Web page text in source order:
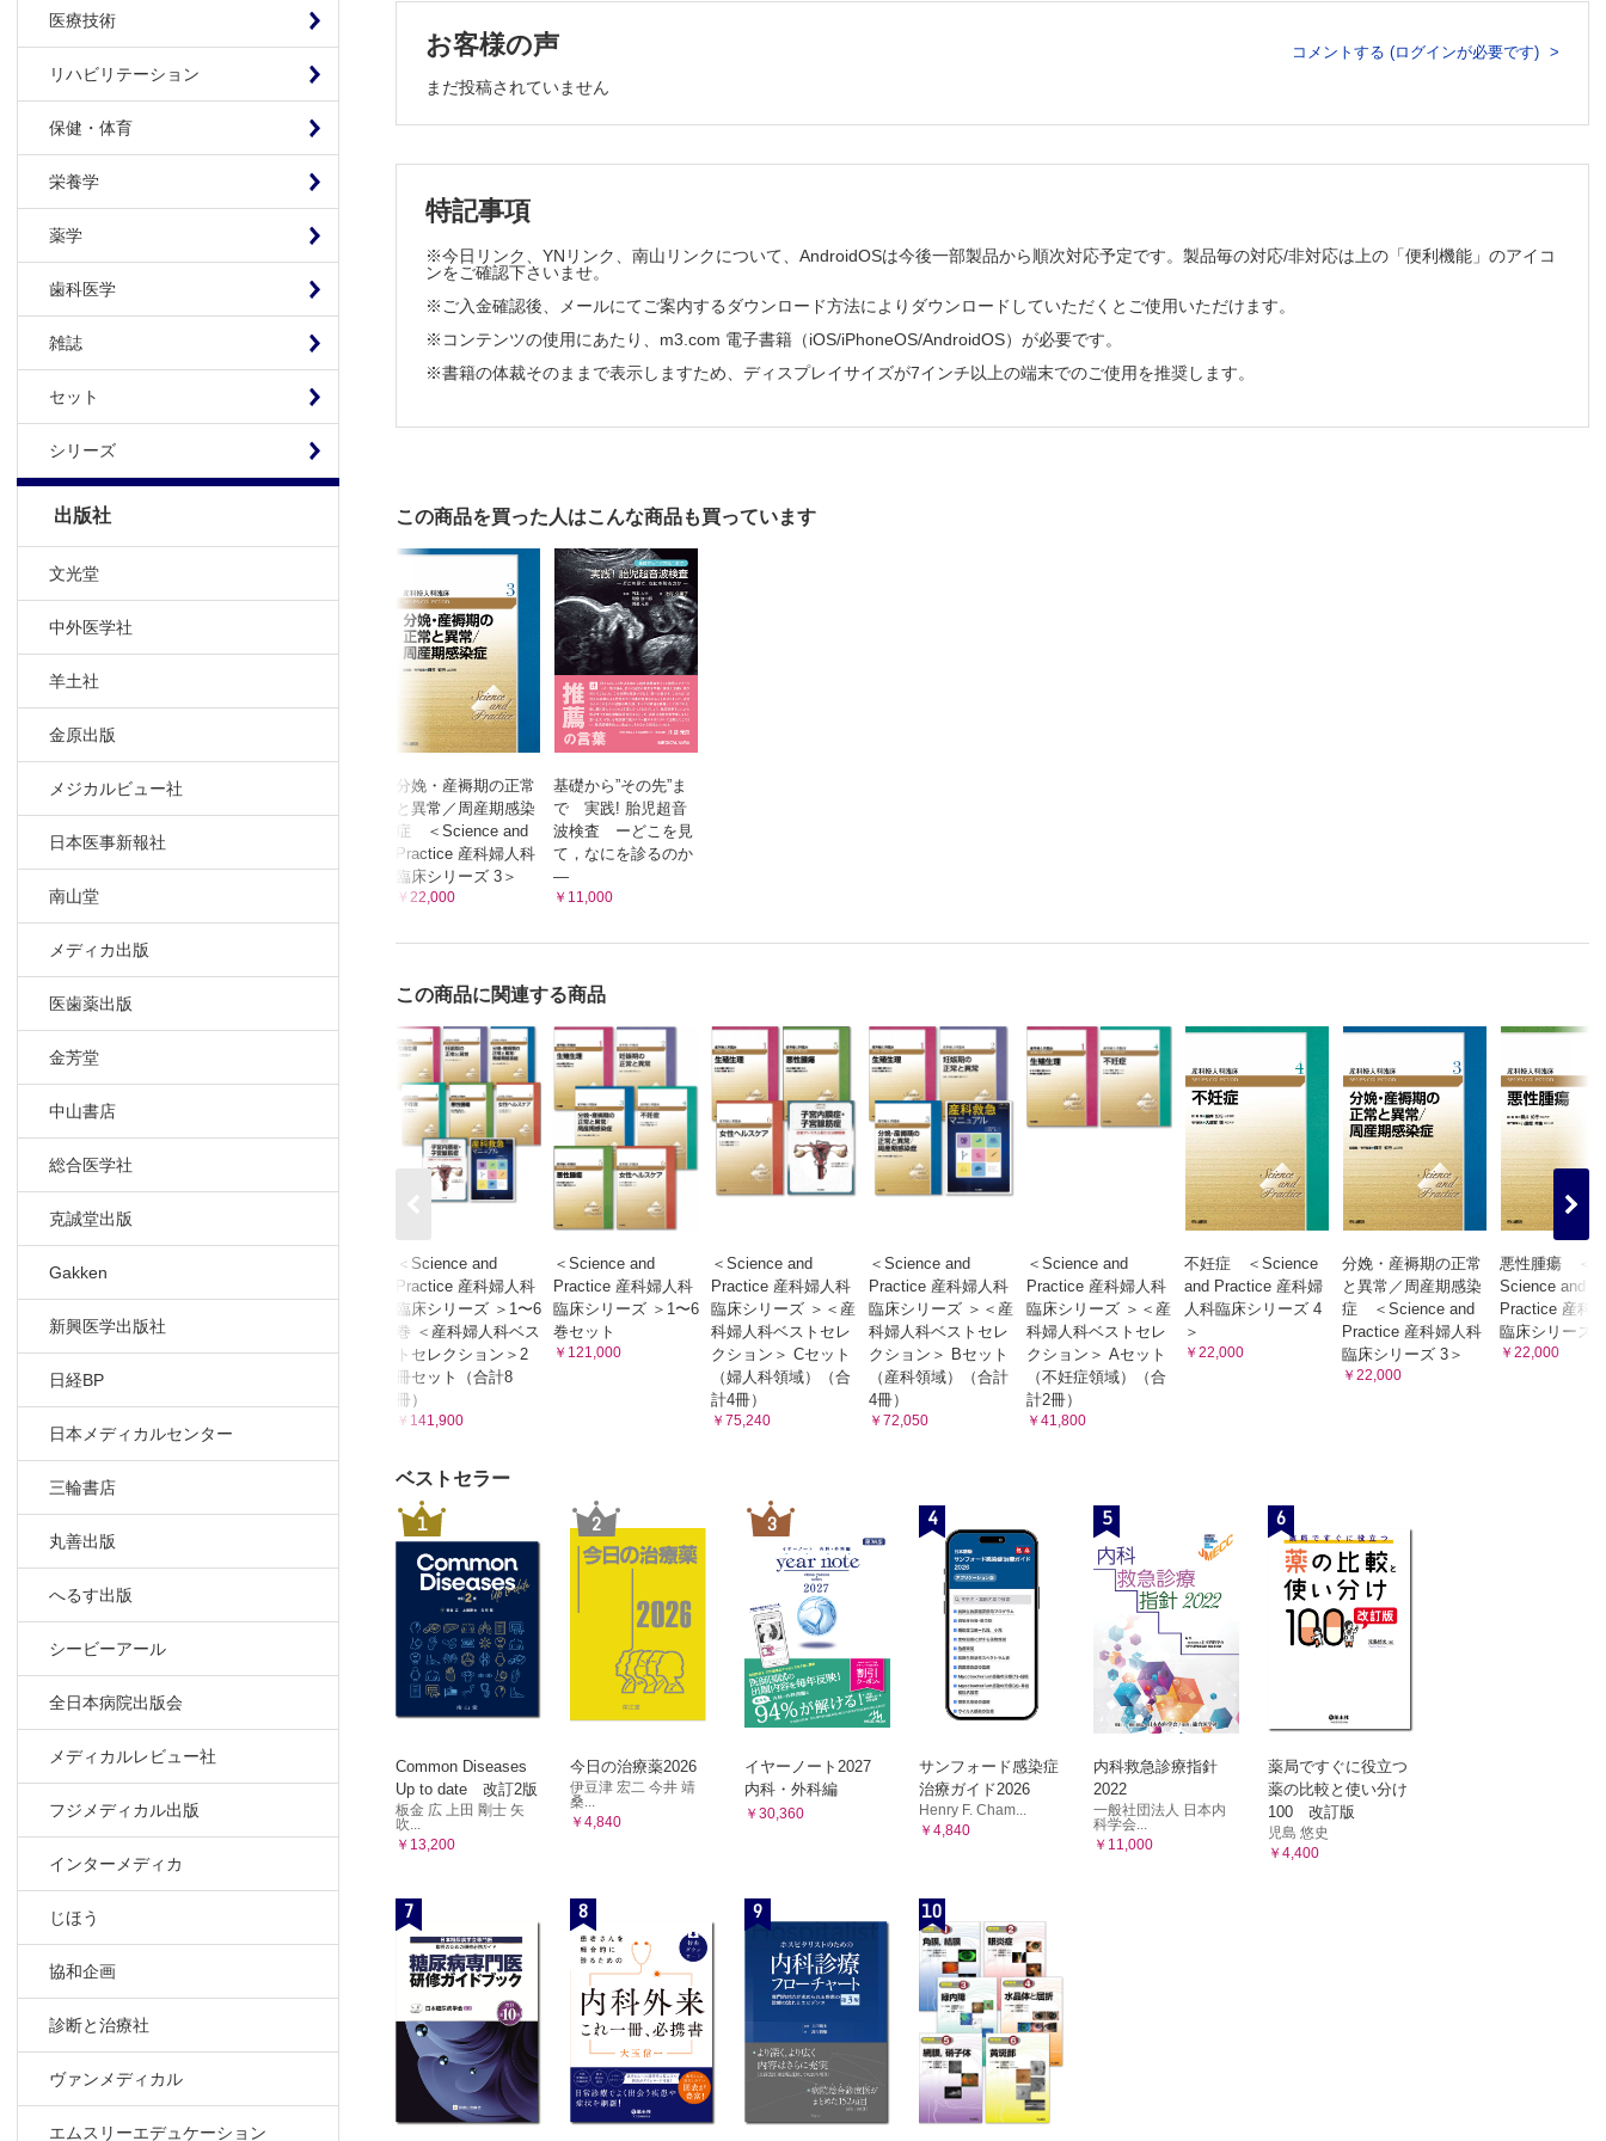
医療技術
リハビリテーション
保健・体育
栄養学
薬学
歯科医学
雑誌
セット
シリーズ
出版社
文光堂
中外医学社
羊土社
金原出版
メジカルビュー社
日本医事新報社
南山堂
メディカ出版
医歯薬出版
金芳堂
中山書店
総合医学社
克誠堂出版
Gakken
新興医学出版社
日経BP
日本メディカルセンター
三輪書店
丸善出版
へるす出版
シービーアール
全日本病院出版会
メディカルレビュー社
フジメディカル出版
インターメディカ
じほう
協和企画
診断と治療社
ヴァンメディカル
エムスリーエデュケーション
常位胎盤早期剥離
妊娠糖尿病
多胎
悪性腫瘍合併妊娠
胎児超音波診断の基礎
胎児・胎盤の機能評価
5章 胎児・胎児付属物の異常とその管理
胎児異常概論
先天性心疾患－胎児心エコーによる評価
6章 出生前診断と遺伝カウンセリング
出生前診断
遺伝カウンセリング
索引
お客様の声 コメントする (ログインが必要です)
まだ投稿されていません
特記事項
※今日リンク、YNリンク、南山リンクについて、AndroidOSは今後一部製品から順次対応予定です。製品毎の対応/非対応は上の「便利機能」のアイコ
ンをご確認下さいませ。
※ご入金確認後、メールにてご案内するダウンロード方法によりダウンロードしていただくとご使用いただけます。
※コンテンツの使用にあたり、m3.com 電子書籍（iOS/iPhoneOS/AndroidOS）が必要です。
※書籍の体裁そのままで表示しますため、ディスプレイサイズが7インチ以上の端末でのご使用を推奨します。
この商品を買った人はこんな商品も買っています
分娩・産褥期の正常
と異常／周産期感染
症 ＜Science and
Practice 産科婦人科
臨床シリーズ 3＞
￥22,000
基礎から”その先”ま
で 実践! 胎児超音
波検査 ーどこを見
て，なにを診るのか
—
￥11,000
この商品に関連する商品
＜Science and
Practice 産科婦人科
臨床シリーズ ＞1〜6
巻 ＜産科婦人科ベス
トセレクション＞2
冊セット（合計8
冊）
￥141,900
＜Science and
Practice 産科婦人科
臨床シリーズ ＞1〜6
巻セット
￥121,000
＜Science and
Practice 産科婦人科
臨床シリーズ ＞＜産
科婦人科ベストセレ
クション＞ Cセット
（婦人科領域）（合
計4冊）
￥75,240
＜Science and
Practice 産科婦人科
臨床シリーズ ＞＜産
科婦人科ベストセレ
クション＞ Bセット
（産科領域）（合計
4冊）
￥72,050
＜Science and
Practice 産科婦人科
臨床シリーズ ＞＜産
科婦人科ベストセレ
クション＞ Aセット
（不妊症領域）（合
計2冊）
￥41,800
不妊症 ＜Science
and Practice 産科婦
人科臨床シリーズ 4
＞
￥22,000
分娩・産褥期の正常
と異常／周産期感染
症 ＜Science and
Practice 産科婦人科
臨床シリーズ 3＞
￥22,000
悪性腫瘍 ＜
Science and
Practice 産科
臨床シリーズ
￥22,000
ベストセラー
1
Common Diseases
Up to date 改訂2版
板金 広 上田 剛士 矢
吹...
￥13,200
2
今日の治療薬2026
伊豆津 宏二 今井 靖
桑...
￥4,840
3
イヤーノート2027
内科・外科編
￥30,360
4
サンフォード感染症
治療ガイド2026
Henry F. Cham...
￥4,840
5
内科救急診療指針
2022
一般社団法人 日本内
科学会...
￥11,000
6
薬局ですぐに役立つ
薬の比較と使い分け
100 改訂版
児島 悠史
￥4,400
7 8 9 10